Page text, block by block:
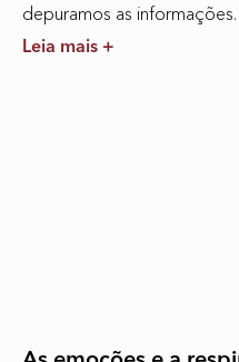
depuramos as
Leia mais +